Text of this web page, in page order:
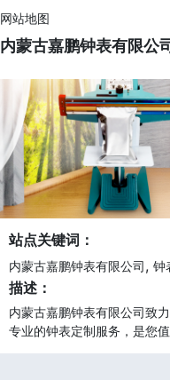
网站地图
内蒙古嘉鹏钟表有限公
站点关键词：
内蒙古嘉鹏钟表有限公司, 钟
描述：
内蒙古嘉鹏钟表有限公司致
专业的钟表定制服务，是您